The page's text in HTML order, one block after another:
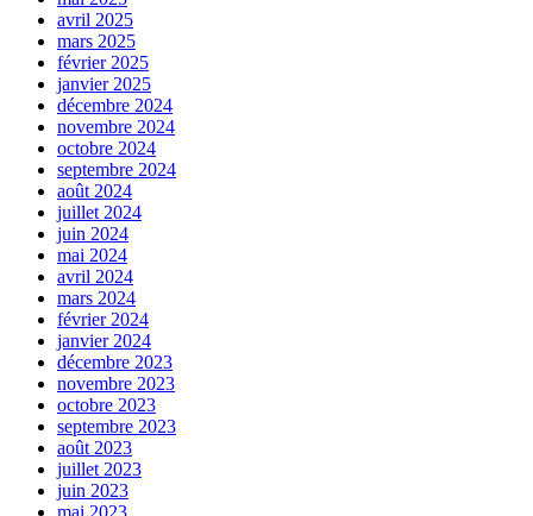
avril 2025
mars 2025
février 2025
janvier 2025
décembre 2024
novembre 2024
octobre 2024
septembre 2024
août 2024
juillet 2024
juin 2024
mai 2024
avril 2024
mars 2024
février 2024
janvier 2024
décembre 2023
novembre 2023
octobre 2023
septembre 2023
août 2023
juillet 2023
juin 2023